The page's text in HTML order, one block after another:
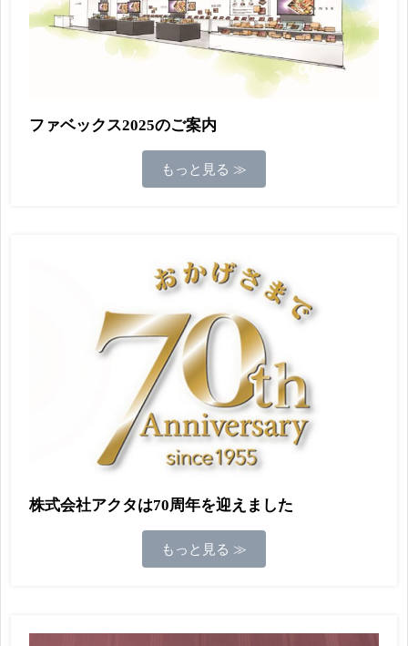
ファベックス2025のご案内
もっと見る ≫
株式会社アクタは70周年を迎えました
もっと見る ≫